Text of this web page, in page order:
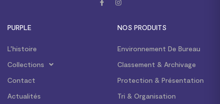
PURPLE
L’histoire
Collections
Contact
Actualités
NOS PRODUITS
Environnement De Bureau
Classement & Archivage
Protection & Présentation
Tri & Organisation